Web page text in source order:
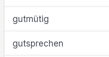
gutmütig
gutsprechen